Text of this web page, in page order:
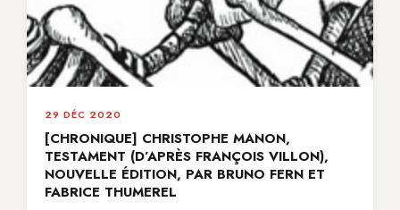
29 DÉC 2020
[CHRONIQUE] CHRISTOPHE MANON,
TESTAMENT (D’APRÈS FRANÇOIS VILLON),
NOUVELLE ÉDITION, PAR BRUNO FERN ET
FABRICE THUMEREL